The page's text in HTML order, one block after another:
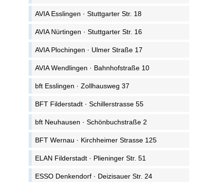
AVIA Esslingen · Stuttgarter Str. 18
AVIA Nürtingen · Stuttgarter Str. 16
AVIA Plochingen · Ulmer Straße 17
AVIA Wendlingen · Bahnhofstraße 10
bft Esslingen · Zollhausweg 37
BFT Filderstadt · Schillerstrasse 55
bft Neuhausen · Schönbuchstraße 2
BFT Wernau · Kirchheimer Strasse 125
ELAN Filderstadt · Plieninger Str. 51
ESSO Denkendorf · Deizisauer Str. 24